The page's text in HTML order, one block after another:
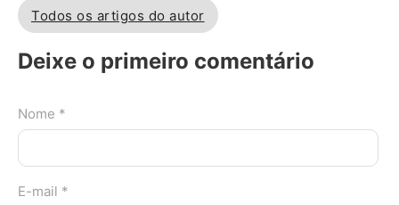
Todos os artigos do autor
Deixe o primeiro comentário
Nome *
E-mail *